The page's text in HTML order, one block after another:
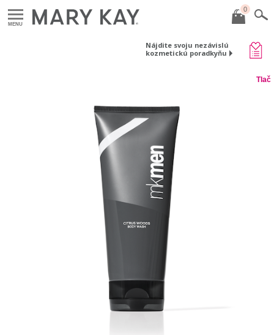
MENU
0
Nájdite svoju nezávislú
kozmetickú poradkyňu
Tlač